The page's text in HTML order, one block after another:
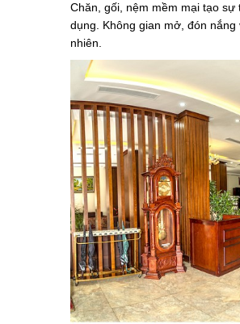
Chăn, gối, nệm mềm mại tạo
dụng. Không gian mở, đón
nhiên.